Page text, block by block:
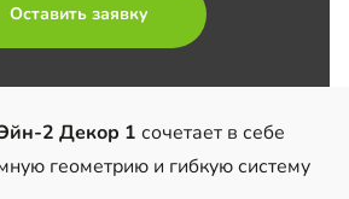
Оставить заявку
2 Декор 1 сочетает в себе
геометрию и гибкую систему